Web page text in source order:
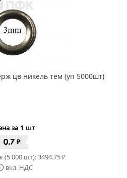
цв никель тем (уп 5000шт)
за 1 шт
0.7 ₽
(5 000 шт):3494.75₽
вкл. НДС